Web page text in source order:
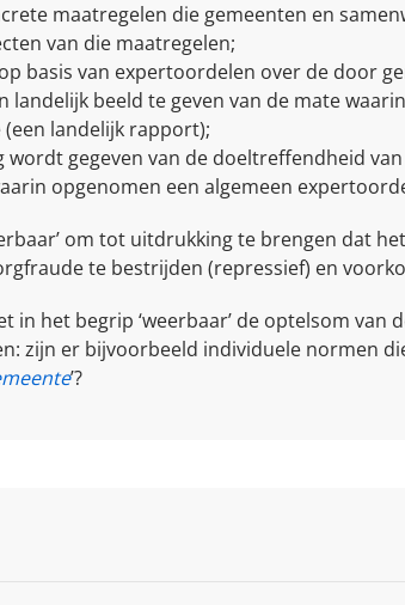
maatregelen die gemeenten en
van die maatregelen;
basis van expertoordelen over de door
landelijk beeld te geven van de mate
landelijk rapport);
gegeven van de doeltreffendheid
opgenomen een algemeen
om tot uitdrukking te brengen dat
te bestrijden (repressief) en
in het begrip ‘weerbaar’ de optelsom
zijn er bijvoorbeeld individuele normen
’?